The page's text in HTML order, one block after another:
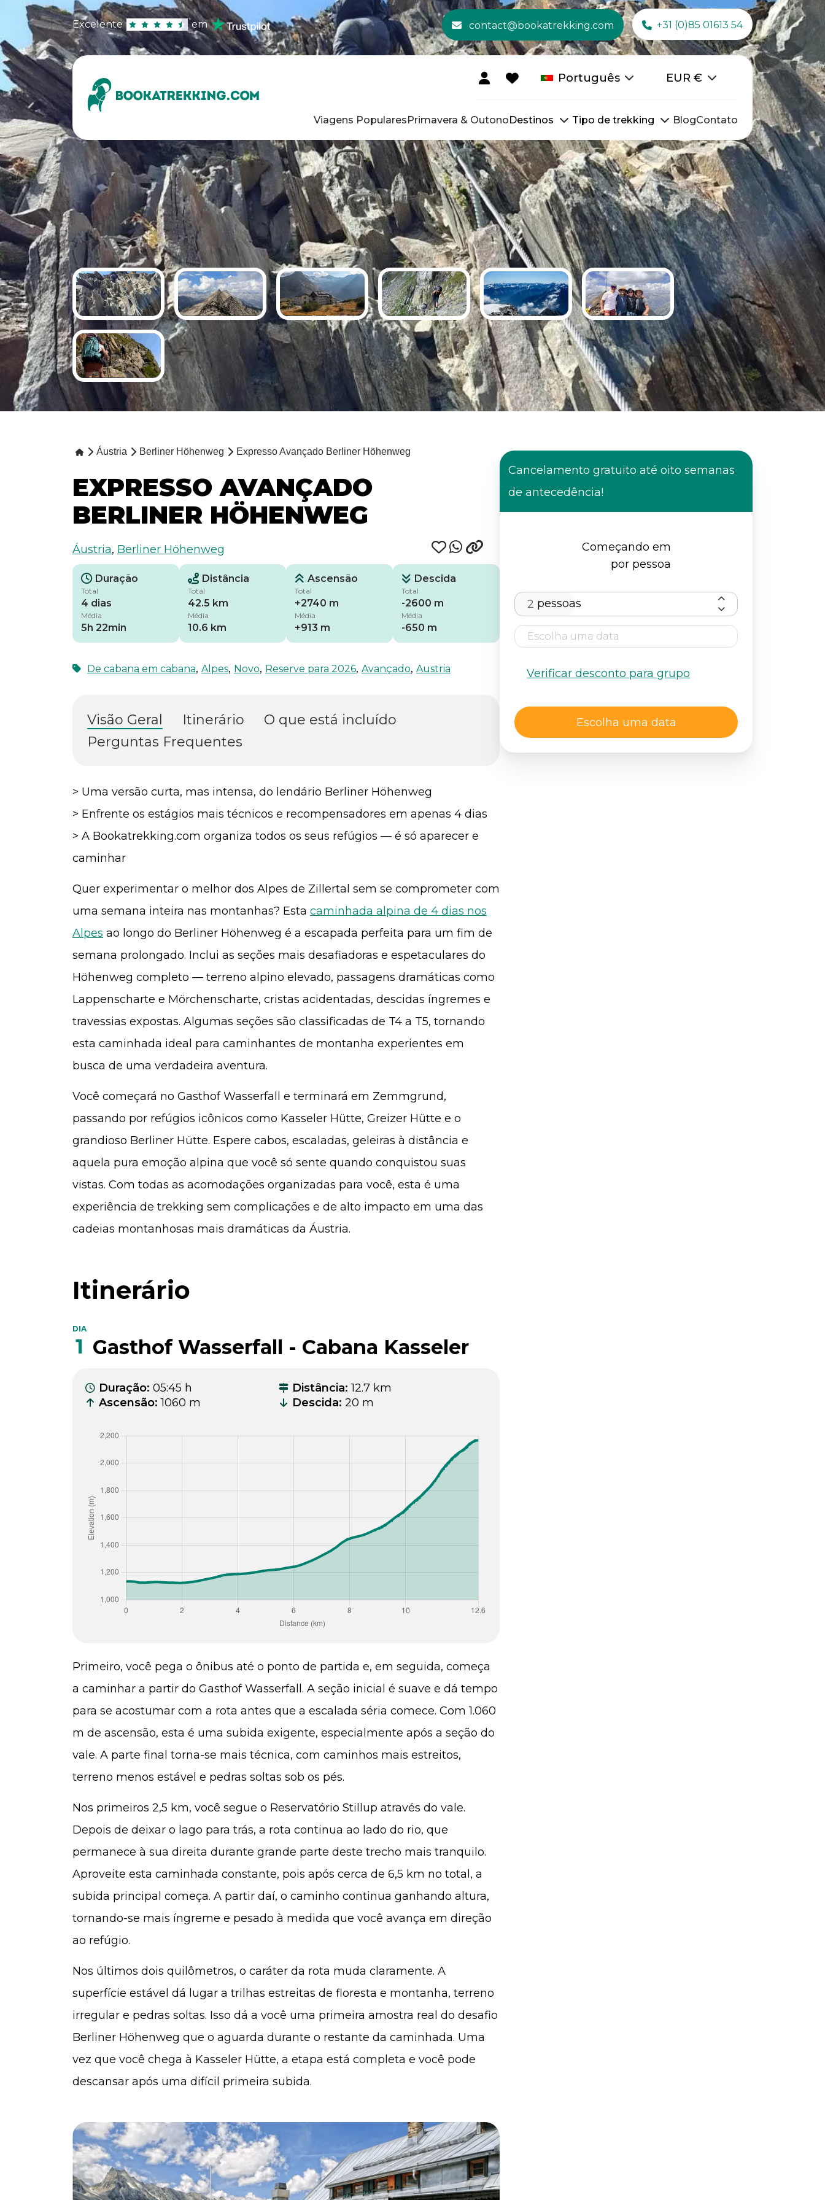
Excelente em contact@bookatrekking.com +31 (0)85 01613 54
Português EUR €
Viagens PopularesPrimavera & OutonoDestinos Tipo de trekking BlogContato
Áustria Berliner Höhenweg Expresso Avançado Berliner Höhenweg
EXPRESSO AVANÇADO
BERLINER HÖHENWEG
Áustria, Berliner Höhenweg
Duração
Total
4 dias
Média
5h 22min
Distância
Total
42.5 km
Média
10.6 km
Ascensão
Total
+2740 m
Média
+913 m
Descida
Total
-2600 m
Média
-650 m
De cabana em cabana, Alpes, Novo, Reserve para 2026, Avançado, Austria
Visão Geral Itinerário
O que está incluído
Perguntas Frequentes
> Uma versão curta, mas intensa, do lendário Berliner Höhenweg
> Enfrente os estágios mais técnicos e recompensadores em apenas 4 dias
> A Bookatrekking.com organiza todos os seus refúgios — é só aparecer e
caminhar
Quer experimentar o melhor dos Alpes de Zillertal sem se comprometer com
uma semana inteira nas montanhas? Esta caminhada alpina de 4 dias nos
Alpes ao longo do Berliner Höhenweg é a escapada perfeita para um fim de
semana prolongado. Inclui as seções mais desafiadoras e espetaculares do
Höhenweg completo — terreno alpino elevado, passagens dramáticas como
Lappenscharte e Mörchenscharte, cristas acidentadas, descidas íngremes e
travessias expostas. Algumas seções são classificadas de T4 a T5, tornando
esta caminhada ideal para caminhantes de montanha experientes em
busca de uma verdadeira aventura.
Você começará no Gasthof Wasserfall e terminará em Zemmgrund,
passando por refúgios icônicos como Kasseler Hütte, Greizer Hütte e o
grandioso Berliner Hütte. Espere cabos, escaladas, geleiras à distância e
aquela pura emoção alpina que você só sente quando conquistou suas
vistas. Com todas as acomodações organizadas para você, esta é uma
experiência de trekking sem complicações e de alto impacto em uma das
cadeias montanhosas mais dramáticas da Áustria.
Itinerário
DIA
1 Gasthof Wasserfall - Cabana Kasseler
Duração: 05:45 h Distância: 12.7 km
Ascensão: 1060 m Descida: 20 m
Primeiro, você pega o ônibus até o ponto de partida e, em seguida, começa
a caminhar a partir do Gasthof Wasserfall. A seção inicial é suave e dá tempo
para se acostumar com a rota antes que a escalada séria comece. Com 1.060
m de ascensão, esta é uma subida exigente, especialmente após a seção do
vale. A parte final torna-se mais técnica, com caminhos mais estreitos,
terreno menos estável e pedras soltas sob os pés.
Nos primeiros 2,5 km, você segue o Reservatório Stillup através do vale.
Depois de deixar o lago para trás, a rota continua ao lado do rio, que
permanece à sua direita durante grande parte deste trecho mais tranquilo.
Aproveite esta caminhada constante, pois após cerca de 6,5 km no total, a
subida principal começa. A partir daí, o caminho continua ganhando altura,
tornando-se mais íngreme e pesado à medida que você avança em direção
ao refúgio.
Nos últimos dois quilômetros, o caráter da rota muda claramente. A
superfície estável dá lugar a trilhas estreitas de floresta e montanha, terreno
irregular e pedras soltas. Isso dá a você uma primeira amostra real do desafio
Berliner Höhenweg que o aguarda durante o restante da caminhada. Uma
vez que você chega à Kasseler Hütte, a etapa está completa e você pode
descansar após uma difícil primeira subida.
Cancelamento gratuito até oito semanas
de antecedência!
Começando em
por pessoa
pessoas
Verificar desconto para grupo
Escolha uma data